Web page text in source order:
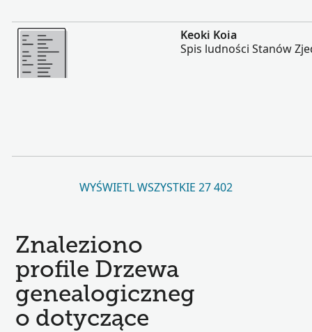
Więcej
Keoki Koia
Spis ludności Stanów
WYŚWIETL WSZYSTKIE 27 402
Znaleziono
profile Drzewa
genealogiczneg
o dotyczące